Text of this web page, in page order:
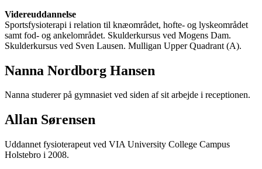
Videreuddannelse
Sportsfysioterapi i relation til knæområdet, hofte- og lyskeområdet
samt fod- og ankelområdet. Skulderkursus ved Mogens Dam.
Skulderkursus ved Sven Lausen. Mulligan Upper Quadrant (A).
Nanna Nordborg Hansen
Nanna studerer på gymnasiet ved siden af sit arbejde i receptionen.
Allan Sørensen
Uddannet fysioterapeut ved VIA University College Campus
Holstebro i 2008.